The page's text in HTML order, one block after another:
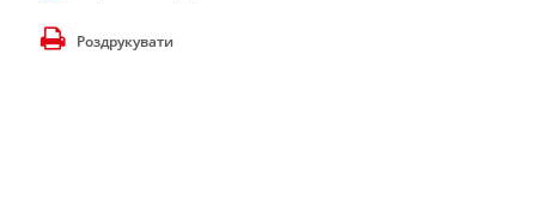
Роздрукувати